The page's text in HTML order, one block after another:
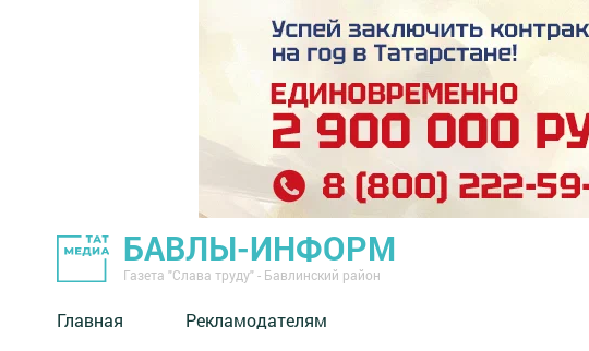
БАВЛЫ-ИНФОРМ
Газета "Слава труду" - Бавлинский район
Главная Рекламодателям